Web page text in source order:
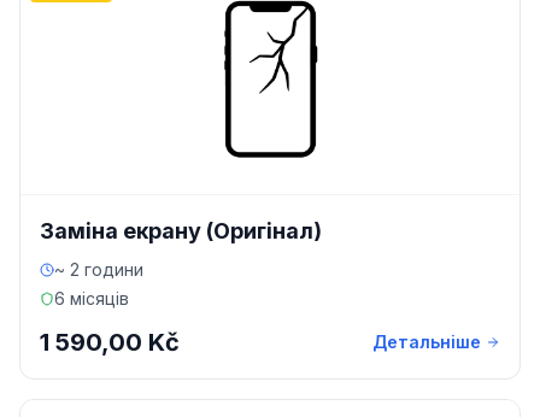
Заміна екрану (Оригінал)
~ 2 години
6 місяців
1 590,00 Kč Детальніше